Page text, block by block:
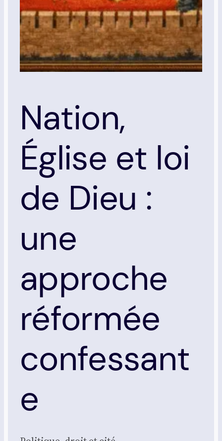
Nation,
Église et loi
de Dieu :
une
approche
réformée
confessant
e